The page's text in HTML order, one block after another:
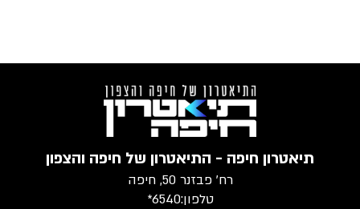
תיאטרון חיפה - התיאטרון של חיפה והצפון
רח׳ פבזנר 50, חיפה
טלפון:6540*